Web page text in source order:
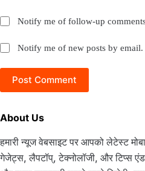
Notify me of follow-up
Notify me of new posts by email.
Post Comment
About Us
हमारी न्यूज वेबसाइट पर आपको लेटेस्ट
गेजेट्स, लैपटॉप्, टेक्नोलॉजी, और टिप्स